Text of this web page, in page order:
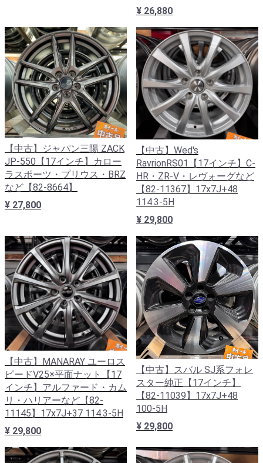
¥ 26,880
【中古】ジャパン三陽 ZACK
JP-550【17インチ】カロー
ラスポーツ・プリウス・BRZ
など【82-8664】
¥ 27,800
【中古】Wed's
RavrionRS01【17インチ】C-
HR・ZR-V・レヴォーグなど
【82-11367】17x7J+48
114.3-5H
¥ 29,800
【中古】MANARAY ユーロス
ピードV25※平面ナット【17
インチ】アルファード・カム
リ・ハリアーなど【82-
11145】17x7J+37 114.3-5H
¥ 29,800
【中古】スバル SJ系フォレ
スター純正【17インチ】
【82-11039】17x7J+48
100-5H
¥ 29,800